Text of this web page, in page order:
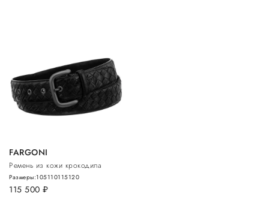
FARGONI
Ремень из кожи крокодила
115 500 руб.
Размеры:105110115120